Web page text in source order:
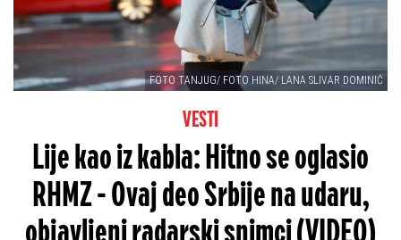
FOTO TANJUG/ FOTO HINA/ LANA SLIVAR DOMINIĆ
VESTI
Lije kao iz kabla: Hitno se oglasio
RHMZ - Ovaj deo Srbije na udaru,